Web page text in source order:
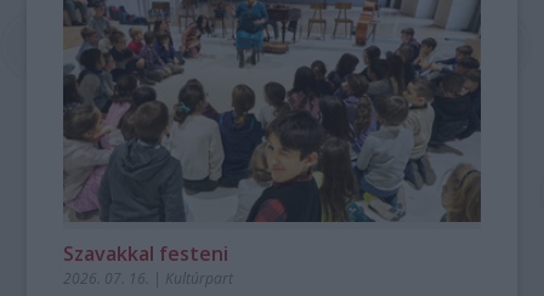
Szavakkal festeni
2026. 07. 16. | Kultúrpart